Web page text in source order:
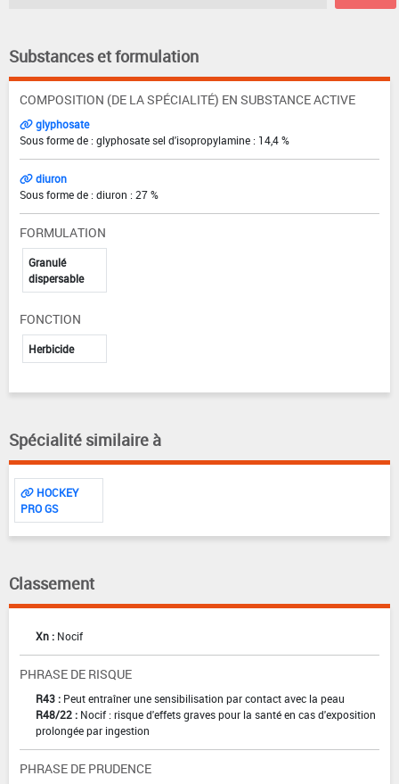
Substances et formulation
COMPOSITION (DE LA SPÉCIALITÉ) EN SUBSTANCE ACTIVE
glyphosate
Sous forme de : glyphosate sel d'isopropylamine : 14,4 %
diuron
Sous forme de : diuron : 27 %
FORMULATION
Granulé
dispersable
FONCTION
Herbicide
Spécialité similaire à
HOCKEY
PRO GS
Classement
Xn : Nocif
PHRASE DE RISQUE
R43 : Peut entraîner une sensibilisation par contact avec la peau
R48/22 : Nocif : risque d'effets graves pour la santé en cas d'exposition
prolongée par ingestion
PHRASE DE PRUDENCE